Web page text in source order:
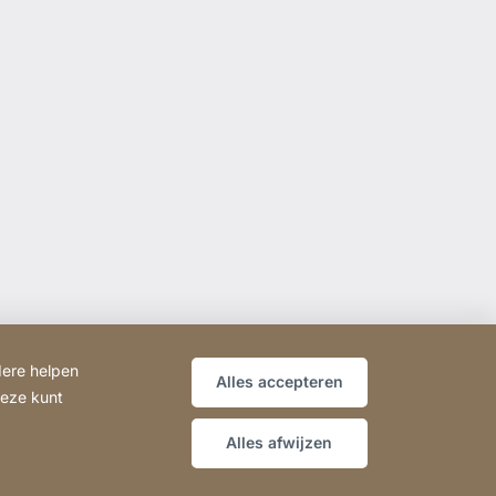
Verklaring over toegankelijkheid Sitemap
helpen
kunt
Alles accepteren
Alles afwijzen